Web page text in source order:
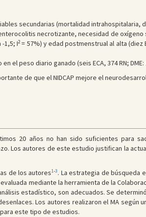
secundarias (mortalidad intrahospitalaria,
necrotizante, necesidad de
-1,5; I2= 57%) y edad postmenstrual al alta (diez
peso diario ganado (seis ECA, 374 RN; DME:
de que el NIDCAP mejore el
20 años no han sido suficientes para
Los autores de este estudio justifican la
de los autores1-3. La estrategia de búsqueda
mediante la herramienta de la
estadístico, son adecuados. Se
Los autores realizaron el MA
este tipo de estudios.